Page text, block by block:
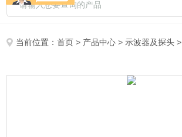
当前位置：首页 > 产品中心 > 示波器及探头 >